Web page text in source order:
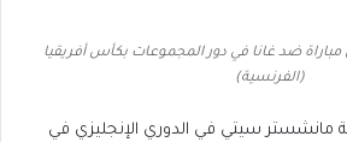
ضد غانا في دور المجموعات بكأس أفريقيا
(الفرنسية)
مانشستر سيتي في الدوري الإنجليزي في